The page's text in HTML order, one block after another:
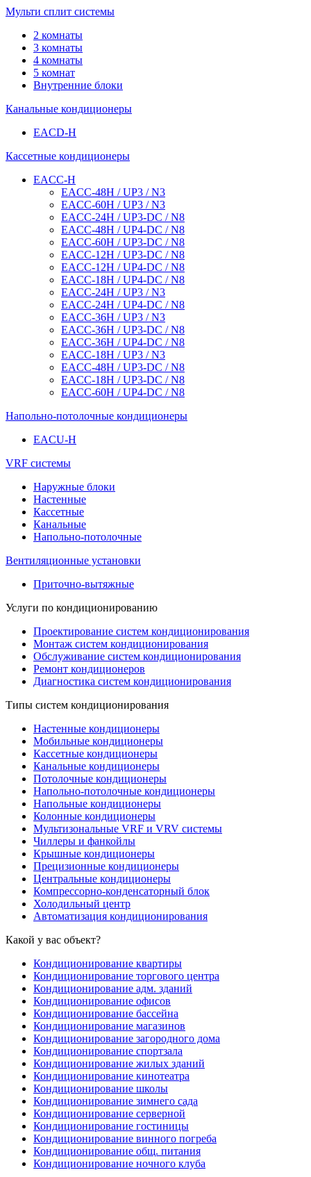
Мульти сплит системы
2 комнаты
3 комнаты
4 комнаты
5 комнат
Внутренние блоки
Канальные кондиционеры
EACD-H
Кассетные кондиционеры
EACC-H
EACC-48H / UP3 / N3
EACC-60H / UP3 / N3
EACC-24H / UP3-DC / N8
EACC-48H / UP4-DC / N8
EACC-60H / UP3-DC / N8
EACC-12H / UP3-DC / N8
EACC-12H / UP4-DC / N8
EACC-18H / UP4-DC / N8
EACC-24H / UP3 / N3
EACC-24H / UP4-DC / N8
EACC-36H / UP3 / N3
EACC-36H / UP3-DC / N8
EACC-36H / UP4-DC / N8
EACC-18H / UP3 / N3
EACC-48H / UP3-DC / N8
EACC-18H / UP3-DC / N8
EACC-60H / UP4-DC / N8
Напольно-потолочные кондиционеры
EACU-H
VRF системы
Наружные блоки
Настенные
Кассетные
Канальные
Напольно-потолочные
Вентиляционные установки
Приточно-вытяжные
Услуги по кондиционированию
Проектирование систем кондиционирования
Монтаж систем кондиционирования
Обслуживание систем кондиционирования
Ремонт кондиционеров
Диагностика систем кондиционирования
Типы систем кондиционирования
Настенные кондиционеры
Мобильные кондиционеры
Кассетные кондиционеры
Канальные кондиционеры
Потолочные кондиционеры
Напольно-потолочные кондиционеры
Напольные кондиционеры
Колонные кондиционеры
Мультизональные VRF и VRV системы
Чиллеры и фанкойлы
Крышные кондиционеры
Прецизионные кондиционеры
Центральные кондиционеры
Компрессорно-конденсаторный блок
Холодильный центр
Автоматизация кондиционирования
Какой у вас объект?
Кондиционирование квартиры
Кондиционирование торгового центра
Кондиционирование адм. зданий
Кондиционирование офисов
Кондиционирование бассейна
Кондиционирование магазинов
Кондиционирование загородного дома
Кондиционирование спортзала
Кондиционирование жилых зданий
Кондиционирование кинотеатра
Кондиционирование школы
Кондиционирование зимнего сада
Кондиционирование серверной
Кондиционирование гостиницы
Кондиционирование винного погреба
Кондиционирование общ. питания
Кондиционирование ночного клуба